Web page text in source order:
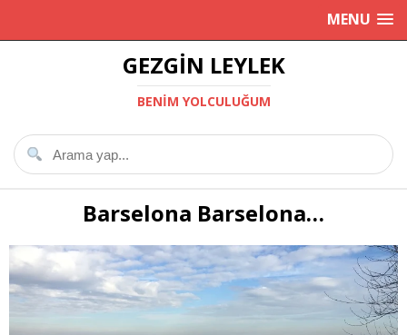
MENU
GEZGIN LEYLEK
BENIM YOLCULUĞUM
Barselona Barselona…